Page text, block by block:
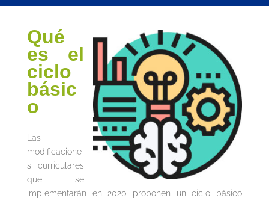
Qué
es el
ciclo
básic
o
Las
modificacione
s curriculares
que se
implementarán en 2020 proponen un ciclo básico